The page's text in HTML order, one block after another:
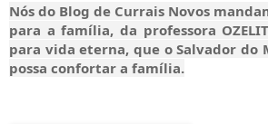
Nós do Blog de Currais Novos
para a família, da professora
para vida eterna, que o Salvador do
possa confortar a família.